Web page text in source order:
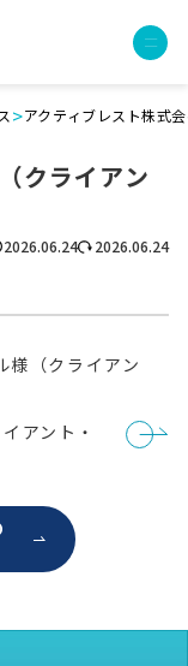
ャイズ）
>アクティブレスト株式
クライアン
2026.06.24 2026.06.24
様（クライアン
アント・